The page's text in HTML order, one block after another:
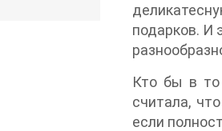
подарков. И
Кто бы в то
считала,
если